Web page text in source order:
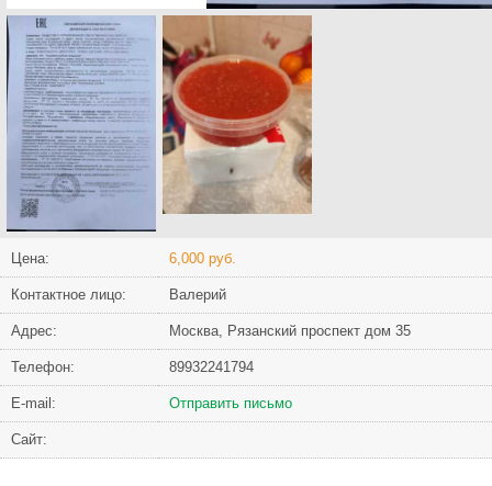
Цена: 6,000 руб.
Контактное лицо: Валерий
Адрес: Москва, Рязанский проспект дом 35
Телефон: 89932241794
Е-mail: Отправить письмо
Сайт: